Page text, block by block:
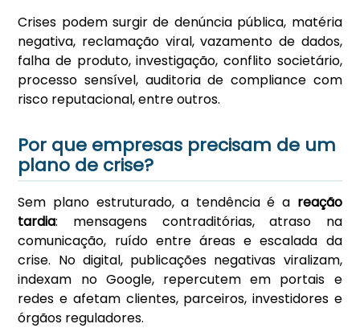
Crises podem surgir de denúncia pública, matéria
negativa, reclamação viral, vazamento de dados,
falha de produto, investigação, conflito societário,
processo sensível, auditoria de compliance com
risco reputacional, entre outros.
Por que empresas precisam de um
plano de crise?
Sem plano estruturado, a tendência é a reação
tardia: mensagens contraditórias, atraso na
comunicação, ruído entre áreas e escalada da
crise. No digital, publicações negativas viralizam,
indexam no Google, repercutem em portais e
redes e afetam clientes, parceiros, investidores e
órgãos reguladores.